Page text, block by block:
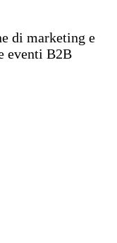
di marketing e
eventi B2B